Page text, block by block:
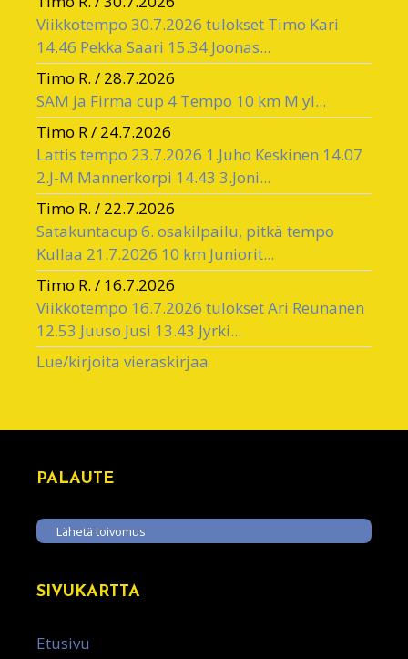
Viikkotempo 30.7.2026 tulokset Timo Kari
14.46 Pekka Saari 15.34 Joonas...
Timo R. / 28.7.2026
SAM ja Firma cup 4 Tempo 10 km M yl...
Timo R/ 24.7.2026
Lattis tempo 23.7.2026 1.Juho Keskinen 14.07
2.J-M Mannerkorpi 14.43 3.Joni...
Timo R. / 22.7.2026
Satakuntacup 6. osakilpailu, pitkä tempo
Kullaa 21.7.2026 10 km Juniorit...
Timo R. / 16.7.2026
Viikkotempo 16.7.2026 tulokset Ari Reunanen
12.53 Juuso Jusi 13.43 Jyrki...
Lue/kirjoita vieraskirjaa
PALAUTE
Lähetä toivomus
SIVUKARTTA
Etusivu